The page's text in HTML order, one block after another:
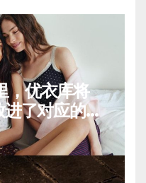
，优衣库将
了对应的生